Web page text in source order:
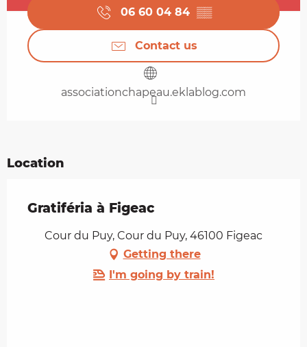
06 60 04 84 ▒▒
Contact us
associationchapeau.eklablog.com
Location
Gratiféria à Figeac
Cour du Puy, Cour du Puy, 46100 Figeac
Getting there
I'm going by train!